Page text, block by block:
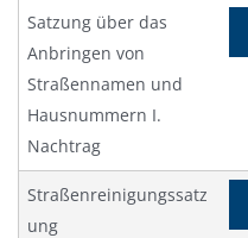
Satzung über das
Anbringen von
Straßennamen und
Hausnummern I.
Nachtrag
Straßenreinigungssatz
ung